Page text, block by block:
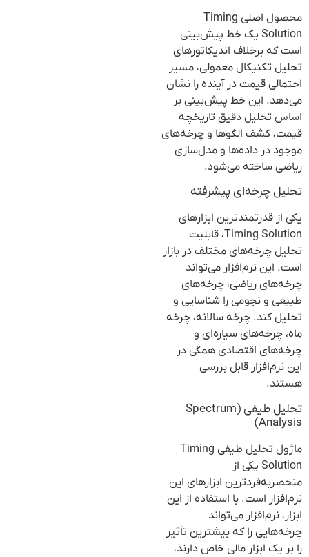
محصول اصلی Timing
Solution یک خط پیش‌بینی
است که برخلاف اندیکاتورهای
تحلیل تکنیکال معمولی، مسیر
احتمالی قیمت در آینده را نشان
می‌دهد. این خط پیش‌بینی بر
اساس تحلیل دقیق تاریخچه
قیمت، کشف الگوها و چرخه‌های
موجود در داده‌ها و مدل‌سازی
ریاضی ساخته می‌شود.
تحلیل چرخه‌ای پیشرفته
یکی از قدرتمندترین ابزارهای
Timing Solution، قابلیت
تحلیل چرخه‌های مختلف در بازار
است. این نرم‌افزار می‌تواند
چرخه‌های ریاضی، چرخه‌های
طبیعی و نجومی را شناسایی و
تحلیل کند. چرخه سالانه، چرخه
ماه، چرخه‌های سیاره‌ای و
چرخه‌های اقتصادی همگی در
این نرم‌افزار قابل بررسی
هستند.
تحلیل طیفی (Spectrum
Analysis)
ماژول تحلیل طیفی Timing
Solution یکی از
منحصربه‌فردترین ابزارهای این
نرم‌افزار است. با استفاده از این
ابزار، نرم‌افزار می‌تواند
چرخه‌هایی را که بیشترین تأثیر
را بر یک ابزار مالی خاص دارند،